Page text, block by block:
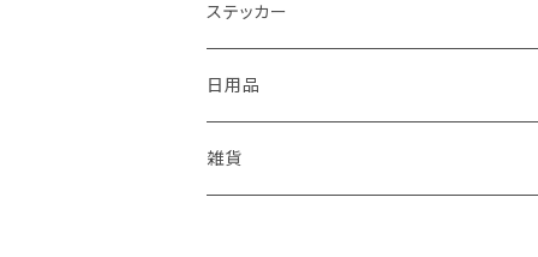
ステッカー
日用品
雑貨